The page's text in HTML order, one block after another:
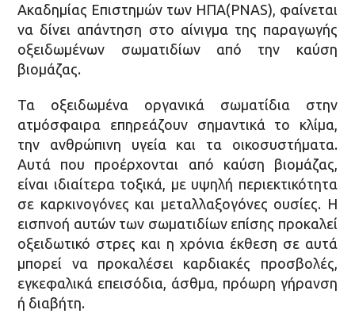
Ακαδημίας Επιστημών των ΗΠΑ(PNAS), φαίνεται
να δίνει απάντηση στο αίνιγμα της παραγωγής
οξειδωμένων σωματιδίων από την καύση
βιομάζας.
Τα οξειδωμένα οργανικά σωματίδια στην
ατμόσφαιρα επηρεάζουν σημαντικά το κλίμα,
την ανθρώπινη υγεία και τα οικοσυστήματα.
Αυτά που προέρχονται από καύση βιομάζας,
είναι ιδιαίτερα τοξικά, με υψηλή περιεκτικότητα
σε καρκινογόνες και μεταλλαξογόνες ουσίες. Η
εισπνοή αυτών των σωματιδίων επίσης προκαλεί
οξειδωτικό στρες και η χρόνια έκθεση σε αυτά
μπορεί να προκαλέσει καρδιακές προσβολές,
εγκεφαλικά επεισόδια, άσθμα, πρόωρη γήρανση
ή διαβήτη.